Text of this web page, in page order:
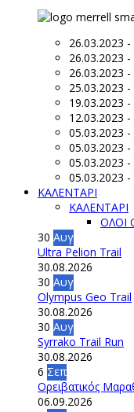
26.03.2023 -
26.03.2023 -
26.03.2023 -
25.03.2023 -
19.03.2023 -
12.03.2023 -
05.03.2023 -
05.03.2023 -
05.03.2023 -
05.03.2023 -
ΚΑΛΕΝΤΑΡΙ
ΚΑΛΕΝΤΑΡΙ
ΟΛΟΙ
30 Αυγ
Ultra Pelion Trail
30.08.2026
30 Αυγ
Olympus Geo Trail
30.08.2026
30 Αυγ
Syrrako Trail Run
30.08.2026
6 Σεπ
Ορειβατικός
06.09.2026